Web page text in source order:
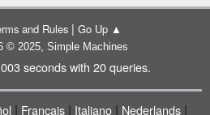
and Rules | Go Up ▲
© 2025, Simple Machines
seconds with 20 queries.
| Français | Italiano | Nederlands |